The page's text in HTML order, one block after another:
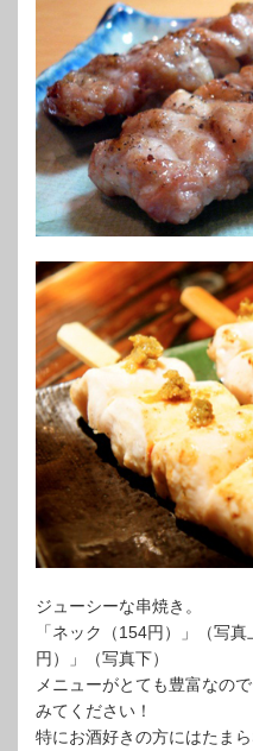
ジューシーな串焼き。
「ネック（154円）」（写
円）」（写真下）
メニューがとても豊富なの
みてください！
特にお酒好きの方にはたまら